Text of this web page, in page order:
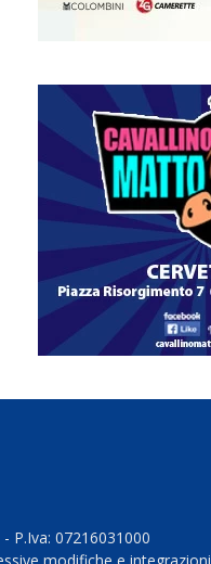
P.Iva: 07216031000